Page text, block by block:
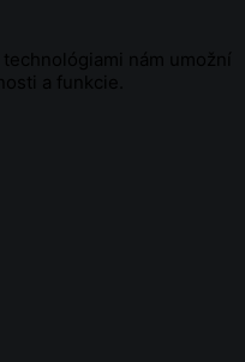
nám umožní
a funkcie.